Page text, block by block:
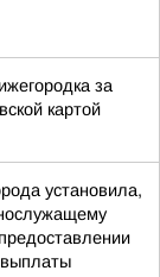
за
картой
установила,